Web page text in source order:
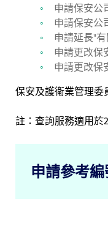
申請保安公
申請保安公
申請延長"
申請更改保
申請更改保
保安及護衞業管理委
註：查詢服務適用於
申請參考